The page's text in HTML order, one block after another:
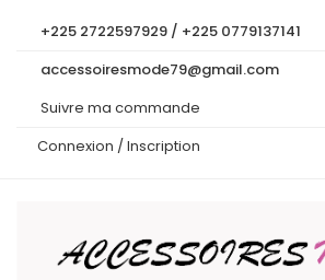
+225 2722597929 / +225 0779137141
accessoiresmode79@gmail.com
Suivre ma commande
Connexion /Inscription